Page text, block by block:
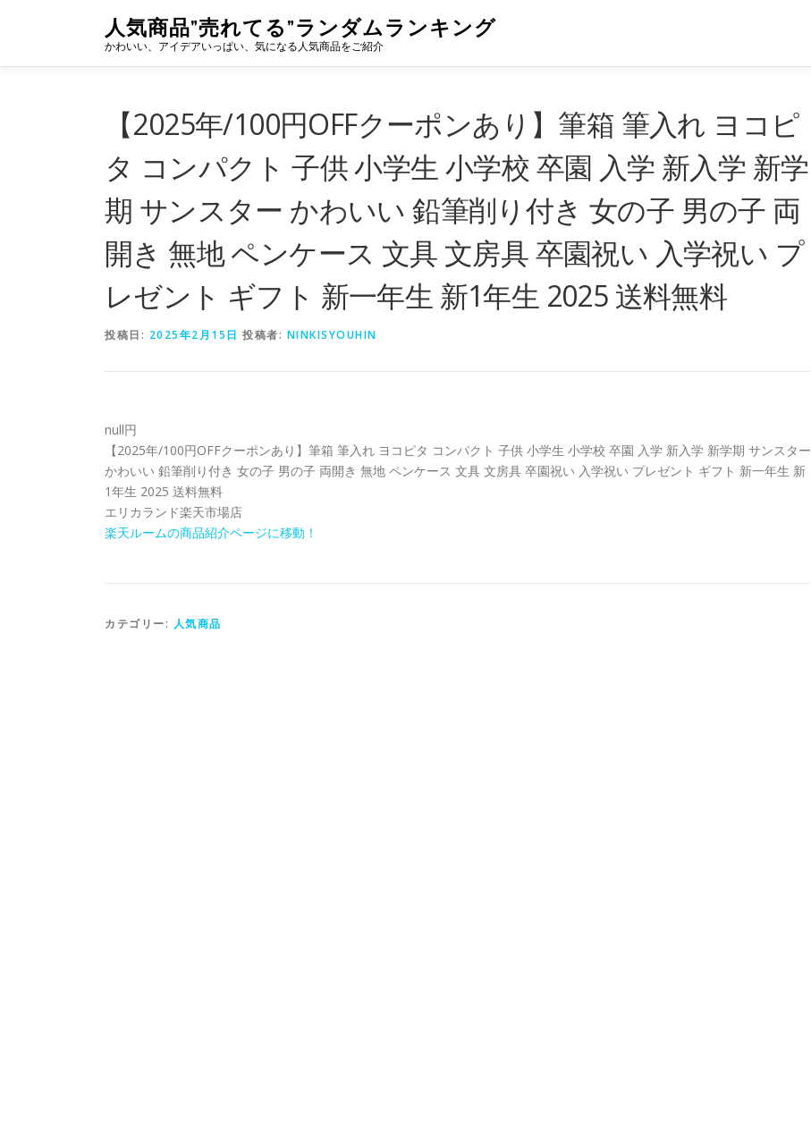
ン
人気商品”売れてる”ランダムランキング
かわいい、アイデアいっぱい、気になる人気商品をご紹介
【2025年/100円OFFクーポンあり】筆箱 筆入れ ヨコピ
タ コンパクト 子供 小学生 小学校 卒園 入学 新入学 新学
期 サンスター かわいい 鉛筆削り付き 女の子 男の子 両
開き 無地 ペンケース 文具 文房具 卒園祝い 入学祝い プ
レゼント ギフト 新一年生 新1年生 2025 送料無料
投稿日: 2025年2月15日 投稿者: NINKISYOUHIN
null円
【2025年/100円OFFクーポンあり】筆箱 筆入れ ヨコピタ コンパクト 子供 小学生 小学校 卒園 入学 新入学 新学期 サンスター
かわいい 鉛筆削り付き 女の子 男の子 両開き 無地 ペンケース 文具 文房具 卒園祝い 入学祝い プレゼント ギフト 新一年生 新
1年生 2025 送料無料
エリカランド楽天市場店
楽天ルームの商品紹介ページに移動！
カテゴリー: 人気商品